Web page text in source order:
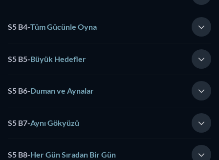
S5 B4-Tüm Gücünle Oyna
S5 B5-Büyük Hedefler
S5 B6-Duman ve Aynalar
S5 B7-Aynı Gökyüzü
S5 B8-Her Gün Sıradan Bir Gün